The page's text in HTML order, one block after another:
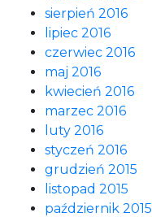
sierpień 2016
lipiec 2016
czerwiec 2016
maj 2016
kwiecień 2016
marzec 2016
luty 2016
styczeń 2016
grudzień 2015
listopad 2015
październik 2015